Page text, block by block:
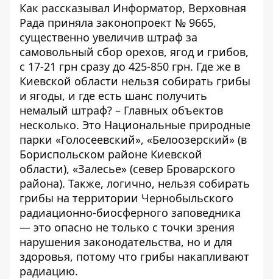
Как рассказывал Информатор, Верховная
Рада приняла законопроект № 9665,
существенно увеличив штраф за
самовольный сбор орехов, ягод и грибов,
с 17-21 грн сразу до 425-850 грн. Где же в
Киевской области нельзя собирать грибы
и ягоды, и где есть шанс получить
немалый штраф? – Главных объектов
несколько. Это Национальные природные
парки «Голосеевский», «Белоозерский» (в
Бориспольском районе Киевской
области), «Залесье» (север Броварского
района). Также, логично, нельзя собирать
грибы на территории Чернобыльского
радиационно-биосферного заповедника
— это опасно не только с точки зрения
нарушения законодательства, но и для
здоровья, потому что грибы накапливают
радиацию.